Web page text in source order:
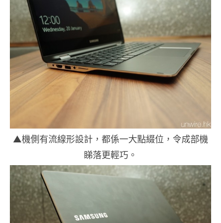
▲機側有流線形設計，都係一大點綴位，令成部機
睇落更輕巧。